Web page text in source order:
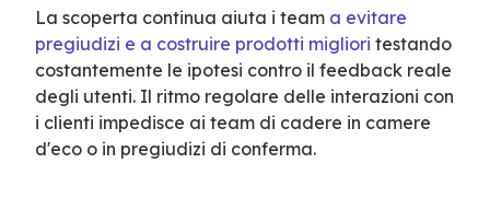
La scoperta continua aiuta i team a evitare
pregiudizi e a costruire prodotti migliori testando
costantemente le ipotesi contro il feedback reale
degli utenti. Il ritmo regolare delle interazioni con
i clienti impedisce ai team di cadere in camere
d'eco o in pregiudizi di conferma.